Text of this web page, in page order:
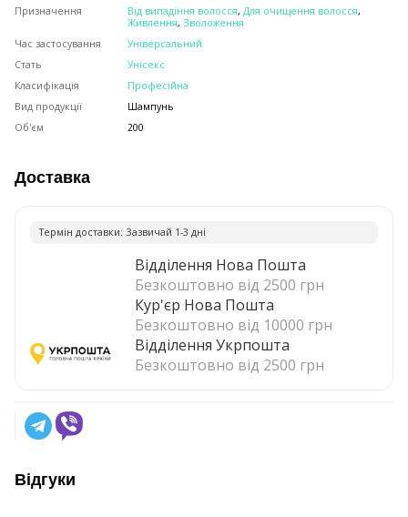
Призначення
Від випадіння волосся, Для очищення волосся,
Живлення, Зволоження
Час застосування
Універсальний
Стать
Унісекс
Класифікація
Професійна
Вид продукції
Шампунь
Об'єм
200
Доставка
Термiн доставки: Зазвичай 1-3 днi
Відділення Нова Пошта
Безкоштовно від 2500 грн
Кур'єр Нова Пошта
Безкоштовно від 10000 грн
Відділення Укрпошта
Безкоштовно від 2500 грн
Відгуки